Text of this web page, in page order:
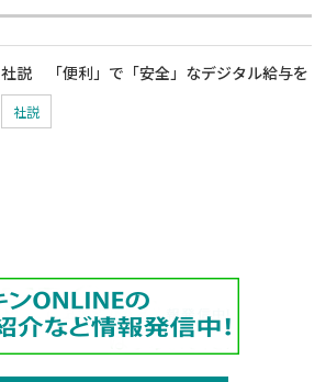
社説 「便利」で「安全」なデジタル給与を
社説